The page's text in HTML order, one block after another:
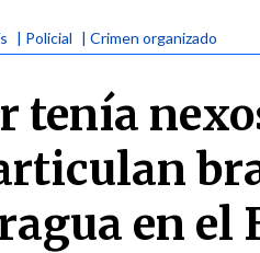
| Policial | Crimen organizado
tenía
en el